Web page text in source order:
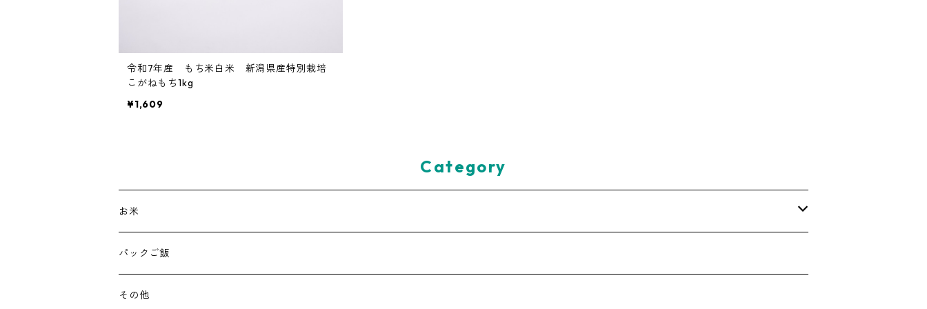
令和7年産 もち米白米 新潟県産特別栽培
こがねもち1kg
¥1,609
Category
お米
300g
1kg
パックご飯
その他